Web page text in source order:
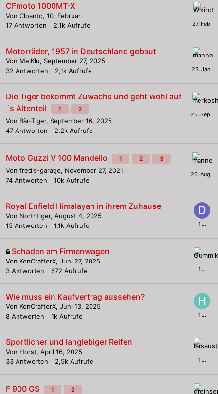
CFmoto 1000MT-X
Von Cloanto, 10. Februar
17 Antworten 2,1k Aufrufe
Motorräder, 1957 in Deutschland gebaut
Von MelKlu, September 27, 2025
32 Antworten 2,1k Aufrufe
Die Tiger bekommt Zuwachs und geht wohl auf
´s Altenteil
1 2
Von Bär-Tiger, September 16, 2025
47 Antworten 2,2k Aufrufe
Moto Guzzi V 100 Mandello 1 2 3
Von fredis-garage, November 27, 2021
74 Antworten 10k Aufrufe
Royal Enfield Himalayan in ihrem Zuhause
Von Northtiger, August 4, 2025
15 Antworten 1,1k Aufrufe
Schaden am Firmenwagen
Von KonCrafterX, Juni 27, 2025
3 Antworten 672 Aufrufe
Wie muss ein Kaufvertrag aussehen?
Von KonCrafterX, Juni 13, 2025
8 Antworten 1k Aufrufe
Sportlicher und langlebiger Reifen
Von Horst, April 16, 2025
33 Antworten 2,5k Aufrufe
F 900 GS 1 2